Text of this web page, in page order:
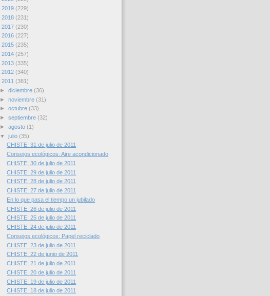
2019 (229)
2018 (231)
2017 (230)
2016 (227)
2015 (235)
2014 (257)
2013 (335)
2012 (340)
2011 (381)
► diciembre (36)
► noviembre (31)
► octubre (33)
► septiembre (32)
► agosto (1)
▼ julio (35)
CHISTE: 31 de julio de 2011
Consejos ecológicos: Aire acondicionado
CHISTE: 30 de julio de 2011
CHISTE: 29 de julio de 2011
CHISTE: 28 de julio de 2011
CHISTE: 27 de julio de 2011
En lo que pasa el tiempo un jubilado
CHISTE: 26 de julio de 2011
CHISTE: 25 de julio de 2011
CHISTE: 24 de julio de 2011
Consejos ecológicos: Papel reciclado
CHISTE: 23 de julio de 2011
CHISTE: 22 de junio de 2011
CHISTE: 21 de julio de 2011
CHISTE: 20 de julio de 2011
CHISTE: 19 de julio de 2011
CHISTE: 18 de julio de 2011